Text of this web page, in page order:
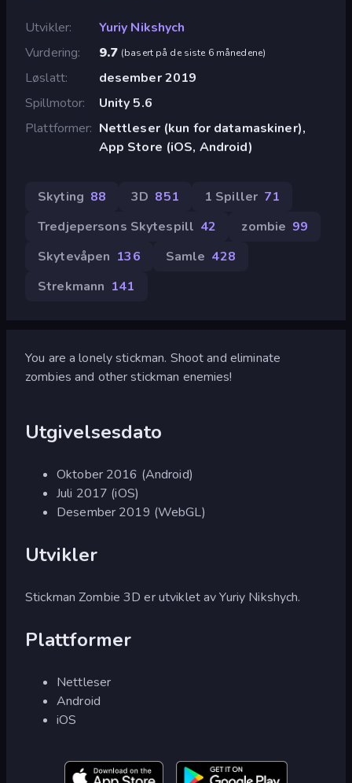
Utvikler
Yuriy Nikshych
Vurdering
9.7 (basert på de siste 6 månedene)
Løslatt
desember 2019
Spillmotor
Unity 5.6
Plattformer Nettleser (kun for datamaskiner),
App Store (iOS, Android)
Skyting 88 3D 851 1 Spiller 71
Tredjepersons Skytespill 42 zombie 99
Skytevåpen 136 Samle 428
Strekmann 141
You are a lonely stickman. Shoot and eliminate
zombies and other stickman enemies!
Utgivelsesdato
Oktober 2016 (Android)
Juli 2017 (iOS)
Desember 2019 (WebGL)
Utvikler
Stickman Zombie 3D er utviklet av Yuriy Nikshych.
Plattformer
Nettleser
Android
iOS